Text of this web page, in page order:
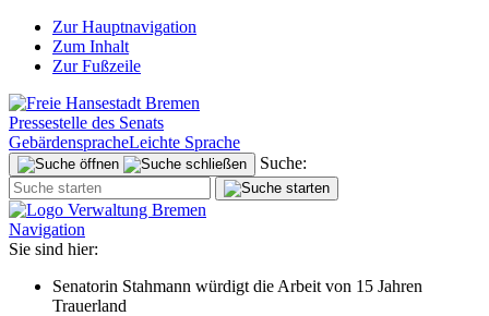
Zur Hauptnavigation
Zum Inhalt
Zur Fußzeile
Pressestelle des Senats
GebärdenspracheLeichte Sprache
Suche:
Navigation
Sie sind hier:
Senatorin Stahmann würdigt die Arbeit von 15 Jahren
Trauerland